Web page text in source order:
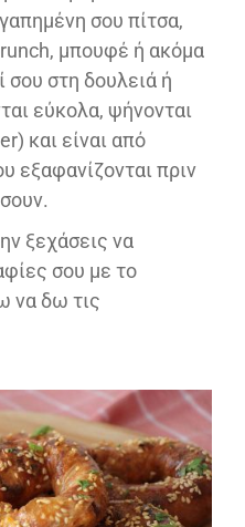
σου πίτσα,
μπουφέ ή ακόμα
σου στη δουλειά ή
εύκολα, ψήνονται
και είναι από
εξαφανίζονται πριν
ξεχάσεις να
σου με το
να δω τις